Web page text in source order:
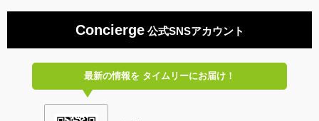
Concierge公式SNSアカウント
最新の情報をタイムリーにお届け！